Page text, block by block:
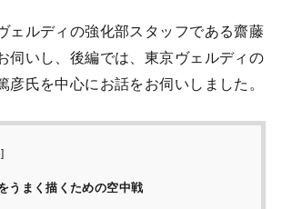
ェルディの強化部スタッフである齋藤
伺いし、後編では、東京ヴェルディの
彦氏を中心にお話をお伺いしました。
]
うまく描くための空中戦